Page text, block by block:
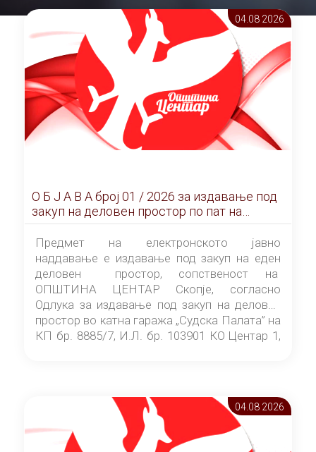
04.08 2026
О Б Ј А В А брoj 01 / 2026 за издавање под
закуп на деловен простор по пат на
ЕЛЕКТРОНСКО ЈАВНО НАДДАВАЊЕ
Предмет на електронското јавно
наддавање е издавање под закуп на еден
деловен простор, сопственост на
ОПШТИНА ЦЕНТАР Скопје, согласно
Одлука за издавање под закуп на деловен
простор во катна гаража „Судска Палата” на
КП бр. 8885/7, И.Л. бр. 103901 КО Центар 1,
Скопје” број 9/2026), за времетраење од 3
(три) години од денот на потпишувањето на
Договорот за закуп со најповолниот
понудувач.
04.08 2026